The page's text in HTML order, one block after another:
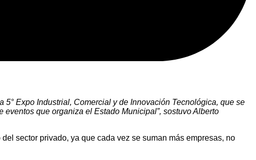
Expo Industrial, Comercial y de Innovación Tecnológica, que se
que organiza el Estado Municipal”, sostuvo Alberto
sector privado, ya que cada vez se suman más empresas, no